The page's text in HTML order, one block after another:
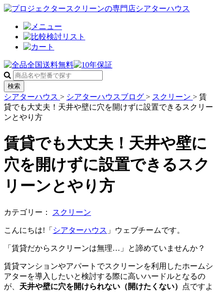
検索
シアターハウス > シアターハウスブログ > スクリーン > 賃
貸でも大丈夫！天井や壁に穴を開けずに設置できるスクリー
ンとやり方
賃貸でも大丈夫！天井や壁に
穴を開けずに設置できるスク
リーンとやり方
カテゴリー： スクリーン
こんにちは!「 シアターハウス 」ウェブチームです。
「賃貸だからスクリーンは無理…」と諦めていませんか？
賃貸マンションやアパートでスクリーンを利用したホームシ
アターを導入したいと検討する際に高いハードルとなるの
が、 天井や壁に穴を開けられない（開けたくない）
点ですよ